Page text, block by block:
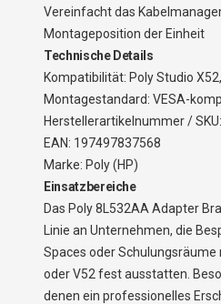
Vereinfacht das
Montageposition der Einheit
Technische Details
Kompatibilität: Poly Studio
Montagestandard: VESA-
Herstellerartikelnummer /
EAN: 197497837568
Marke: Poly (HP)
Einsatzbereiche
Das Poly 8L532AA Adapter
Linie an Unternehmen, die
Spaces oder Schulungsräume
oder V52 fest ausstatten.
denen ein professionelles